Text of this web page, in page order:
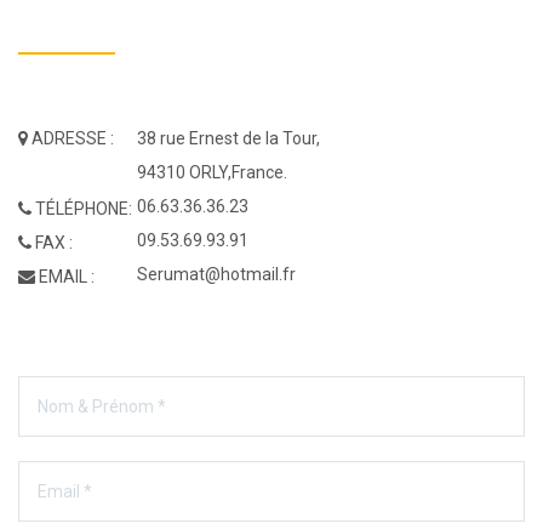
ADRESSE :
TÉLÉPHONE:
FAX :
EMAIL :
38 rue Ernest de la Tour,
94310 ORLY,France.
06.63.36.36.23
09.53.69.93.91
Serumat@hotmail.fr